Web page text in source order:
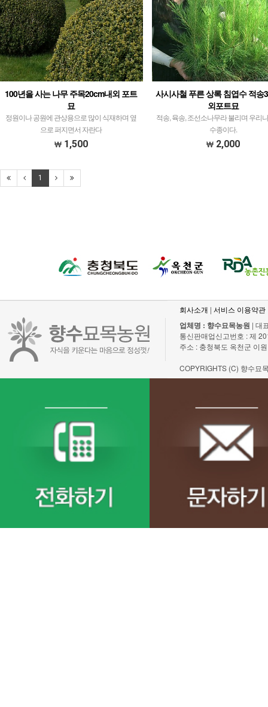
100년을 사는 나무 주목20cm내외 포트
묘
정원이나 공원에 관상용으로 많이 식재하며 옆
으로 퍼지면서 자란다
1,500
사시사철 푸른 상록 침엽수 적송
외포트묘
적송, 육송, 조선소나무라 불리며 우리
수종이다.
2,000
1
회사소개 | 서비스 이용약관
업체명 : 향수묘목농원 | 대
통신판매업신고번호 : 제
주소 : 충청북도 옥천군 이
COPYRIGHTS (C) 향수묘